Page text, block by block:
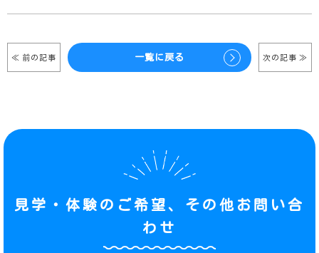
≪ 前の記事 一覧に戻る 次の記事 ≫
見学・体験のご希望、その他お問い合
わせ